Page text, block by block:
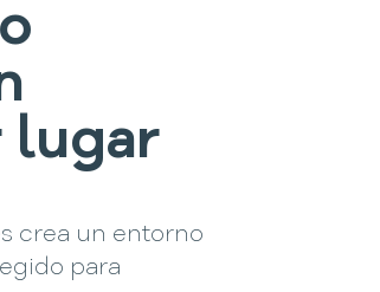
lugar
crea un entorno
para